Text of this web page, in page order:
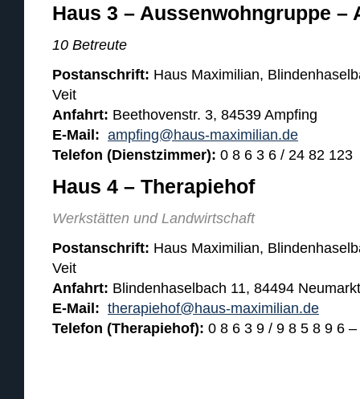
Haus 3 – Aussenwohngruppe –
10 Betreute
Postanschrift: Haus Maximilian,
Veit
Anfahrt: Beethovenstr. 3, 84539 Ampfing
E-Mail: ampfing@haus-maximilian.de
Telefon (Dienstzimmer): 0 8 6 3 6 / 24 82 123
Haus 4 – Therapiehof
Werkstätten und Landwirtschaft
Postanschrift: Haus Maximilian,
Veit
Anfahrt: Blindenhaselbach 11, 84494
E-Mail: therapiehof@haus-maximilian.de
Telefon (Therapiehof): 0 8 6 3 9 / 9 8 5 8 9 6 –